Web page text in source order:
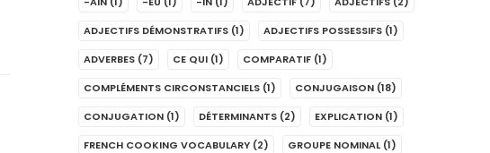
ADJECTIFS DÉMONSTRATIFS (1) ADJECTIFS POSSESSIFS (1)
ADVERBES (7) CE QUI (1) COMPARATIF (1)
COMPLÉMENTS CIRCONSTANCIELS (1) CONJUGAISON (18)
CONJUGATION (1) DÉTERMINANTS (2) EXPLICATION (1)
FRENCH COOKING VOCABULARY (2) GROUPE NOMINAL (1)